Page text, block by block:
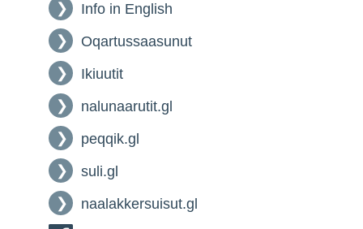
Info in English
Oqartussaasunut
Ikiuutit
nalunaarutit.gl
peqqik.gl
suli.gl
naalakkersuisut.gl